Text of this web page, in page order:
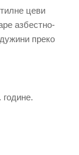
цеви
азбестно-
преко
године.